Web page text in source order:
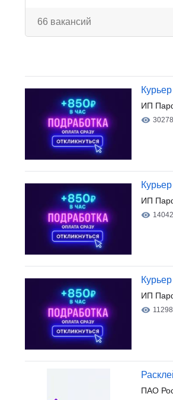
66 вакансий
ИП
30278
ИП
14042
ИП
11298
ПАО